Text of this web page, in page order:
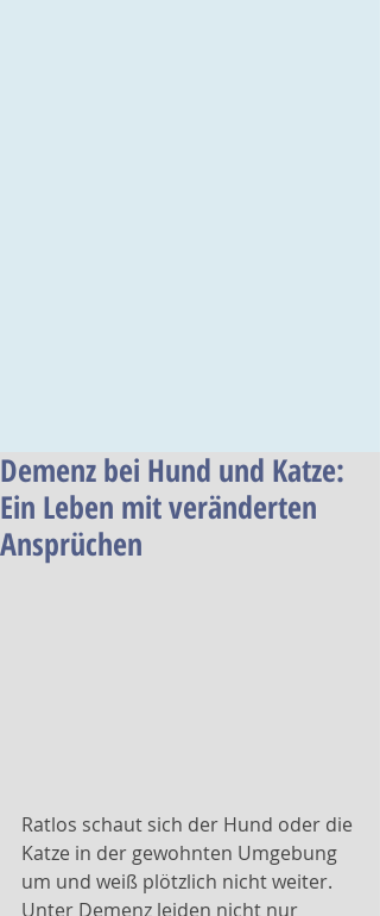
Demenz bei Hund und Katze:
Ein Leben mit veränderten
Ansprüchen
Ratlos schaut sich der Hund oder die
Katze in der gewohnten Umgebung
um und weiß plötzlich nicht weiter.
Unter Demenz leiden nicht nur